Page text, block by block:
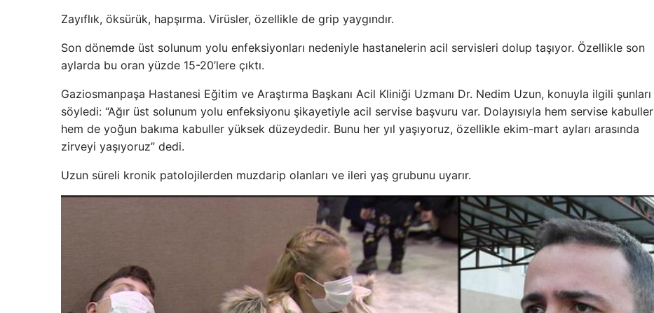
Zayıflık, öksürük, hapşırma. Virüsler, özellikle de grip yaygındır.
Son dönemde üst solunum yolu enfeksiyonları nedeniyle hastanelerin acil servisleri dolup taşıyor. Özellikle son
aylarda bu oran yüzde 15-20’lere çıktı.
Gaziosmanpaşa Hastanesi Eğitim ve Araştırma Başkanı Acil Kliniği Uzmanı Dr. Nedim Uzun, konuyla ilgili şunları
söyledi: “Ağır üst solunum yolu enfeksiyonu şikayetiyle acil servise başvuru var. Dolayısıyla hem servise kabuller
hem de yoğun bakıma kabuller yüksek düzeydedir. Bunu her yıl yaşıyoruz, özellikle ekim-mart ayları arasında
zirveyi yaşıyoruz” dedi.
Uzun süreli kronik patolojilerden muzdarip olanları ve ileri yaş grubunu uyarır.